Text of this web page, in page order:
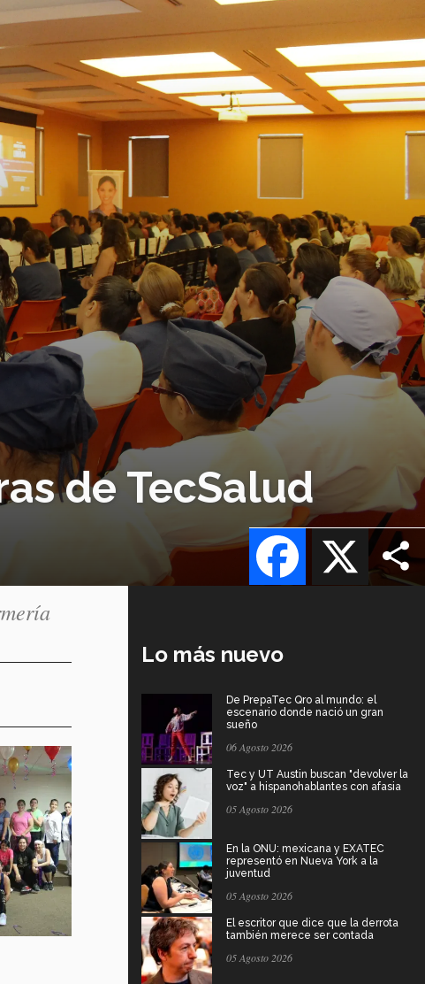
de TecSalud
X
Facebook
Lo más nuevo
De PrepaTec Qro al mundo: el
escenario donde nació un gran
sueño
06 Agosto 2026
Tec y UT Austin buscan "devolver la
voz" a hispanohablantes con afasia
05 Agosto 2026
En la ONU: mexicana y EXATEC
representó en Nueva York a la
juventud
05 Agosto 2026
El escritor que dice que la derrota
también merece ser contada
05 Agosto 2026